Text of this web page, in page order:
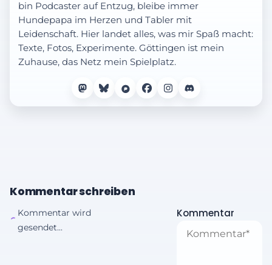
bin Podcaster auf Entzug, bleibe immer
Hundepapa im Herzen und Tabler mit
Leidenschaft. Hier landet alles, was mir Spaß macht:
Texte, Fotos, Experimente. Göttingen ist mein
Zuhause, das Netz mein Spielplatz.
Kommentar schreiben
Kommentar wird
gesendet...
Kommentar